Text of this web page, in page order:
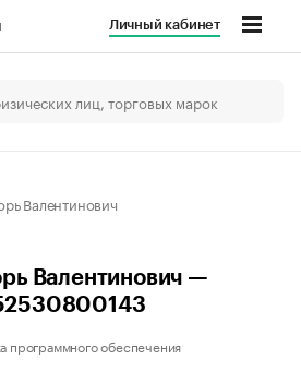
Личный кабинет
Валентинович
Валентинович —
программного обеспечения